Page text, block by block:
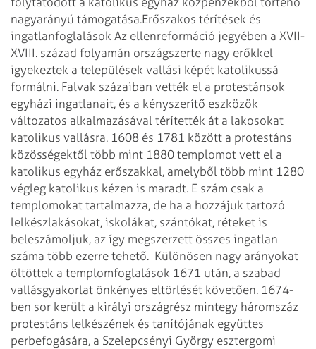
nagyarányú támogatása.Erőszakos térítések és
ingatlanfoglalások Az ellenreformáció jegyében a XVII-
XVIII. század folyamán országszerte nagy erőkkel
igyekeztek a települések vallási képét katolikussá
formálni. Falvak százaiban vették el a protestánsok
egyházi ingatlanait, és a kényszerítő eszközök
változatos alkalmazásával térítették át a lakosokat
katolikus vallásra. 1608 és 1781 között a protestáns
közösségektől több mint 1880 templomot vett el a
katolikus egyház erőszakkal, amelyből több mint 1280
végleg katolikus kézen is maradt. E szám csak a
templomokat tartalmazza, de ha a hozzájuk tartozó
lelkészlakásokat, iskolákat, szántókat, réteket is
beleszámoljuk, az így megszerzett összes ingatlan
száma több ezerre tehető. Különösen nagy arányokat
öltöttek a templomfoglalások 1671 után, a szabad
vallásgyakorlat önkényes eltörlését követően. 1674-
ben sor került a királyi országrész mintegy háromszáz
protestáns lelkészének és tanítójának együttes
perbefogására, a Szelepcsényi György esztergomi